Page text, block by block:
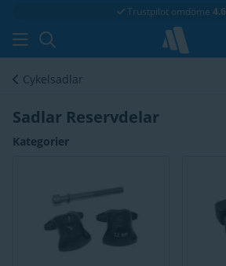
Fri fraktvid 699 kr
Cykelsadlar
Sadlar Reservdelar
Kategorier